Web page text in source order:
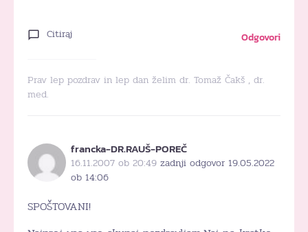
Citiraj Odgovori
Prav lep pozdrav in lep dan želim dr. Tomaž Čakš , dr.
med.
francka-DR.RAUŠ-POREČ
16.11.2007 ob 20:49 zadnji odgovor 19.05.2022
ob 14:06
SPOŠTOVANI!